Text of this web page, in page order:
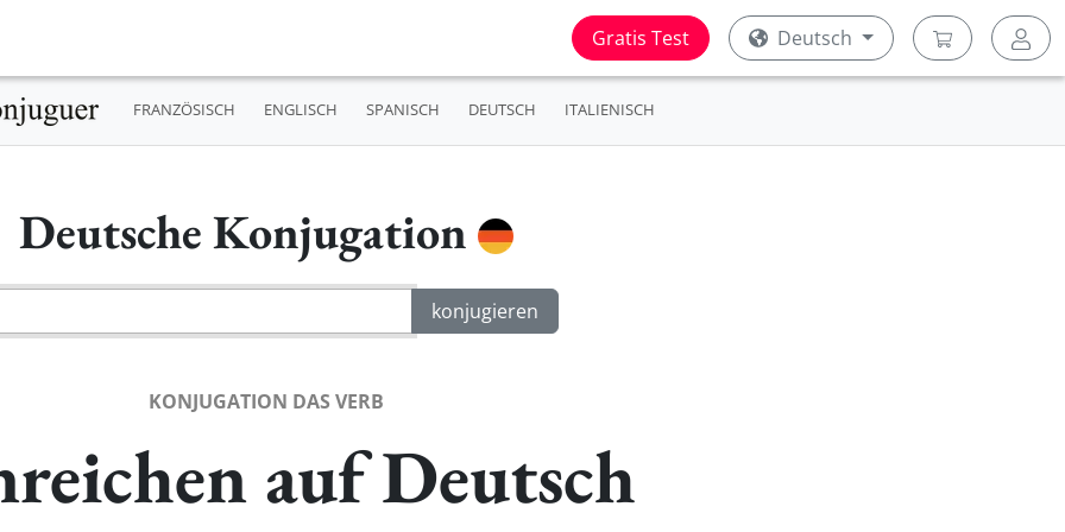
Gratis Test Deutsch
FRANZÖSISCH ENGLISCH SPANISCH DEUTSCH ITALIENISCH
Deutsche Konjugation
KONJUGATION DAS VERB
auf Deutsch